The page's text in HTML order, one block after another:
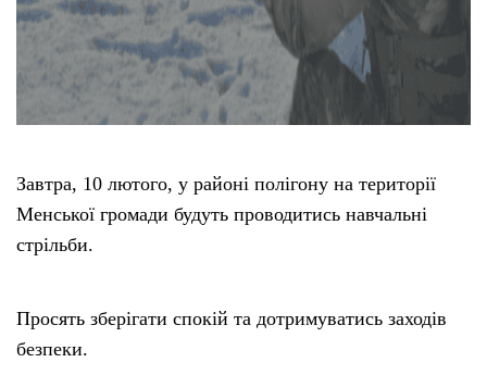
Завтра, 10 лютого, у районі полігону на території
Менської громади будуть проводитись навчальні
стрільби.
Просять зберігати спокій та дотримуватись заходів
безпеки.